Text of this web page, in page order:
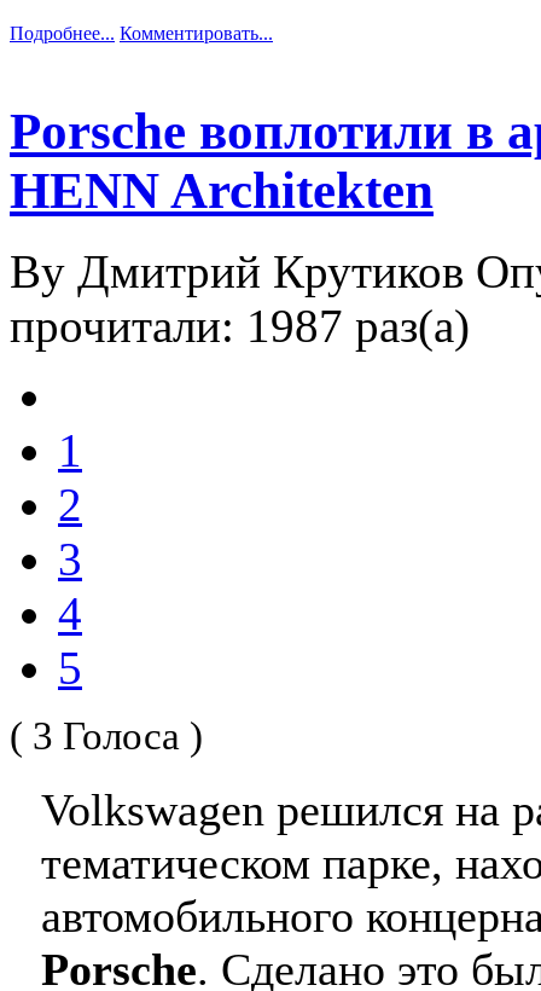
Подробнее... Комментировать...
Porsche воплотили в
HENN Architekten
By Дмитрий Крутиков
прочитали: 1987 раз(а)
1
2
3
4
5
( 3 Голоса )
Volkswagen решился на
тематическом парке,
автомобильного
Porsche. Сделано это